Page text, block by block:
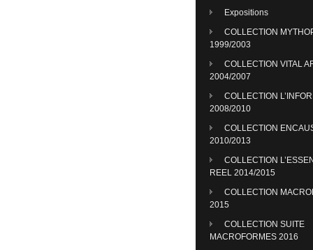
Expositions
COLLECTION
1999/2003
COLLECTION VITAL
2004/2007
COLLECTION
2008/2010
COLLECTION
2010/2013
COLLECTION
REEL 2014/2015
COLLECTION
2015
COLLECTION SUITE
MACROFORMES 2016